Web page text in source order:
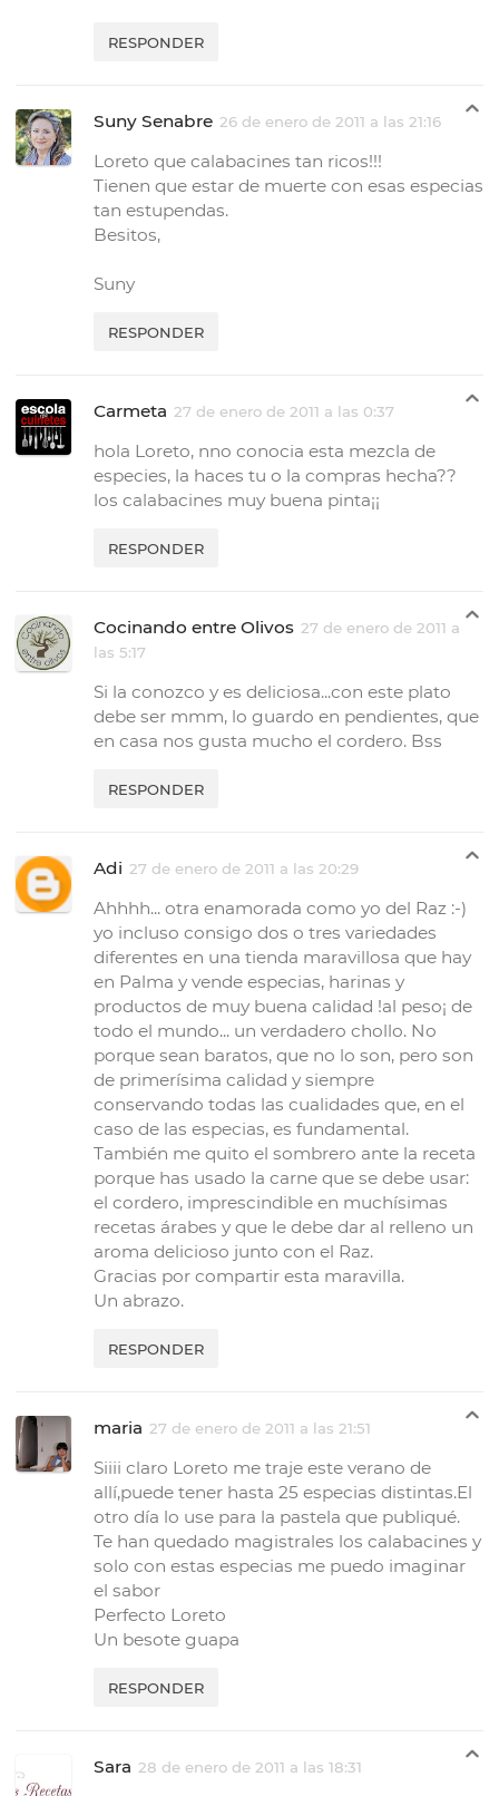
RESPONDER
Suny Senabre 26 de enero de 2011 a las 21:16
Loreto que calabacines tan ricos!!!
Tienen que estar de muerte con esas especias
tan estupendas.
Besitos,
Suny
RESPONDER
Carmeta 27 de enero de 2011 a las 0:37
hola Loreto, nno conocia esta mezcla de
especies, la haces tu o la compras hecha??
los calabacines muy buena pinta¡¡
RESPONDER
Cocinando entre Olivos 27 de enero de 2011 a
las 5:17
Si la conozco y es deliciosa...con este plato
debe ser mmm, lo guardo en pendientes, que
en casa nos gusta mucho el cordero. Bss
RESPONDER
Adi 27 de enero de 2011 a las 20:29
Ahhhh... otra enamorada como yo del Raz :-)
yo incluso consigo dos o tres variedades
diferentes en una tienda maravillosa que hay
en Palma y vende especias, harinas y
productos de muy buena calidad !al peso¡ de
todo el mundo... un verdadero chollo. No
porque sean baratos, que no lo son, pero son
de primerísima calidad y siempre
conservando todas las cualidades que, en el
caso de las especias, es fundamental.
También me quito el sombrero ante la receta
porque has usado la carne que se debe usar:
el cordero, imprescindible en muchísimas
recetas árabes y que le debe dar al relleno un
aroma delicioso junto con el Raz.
Gracias por compartir esta maravilla.
Un abrazo.
RESPONDER
maria 27 de enero de 2011 a las 21:51
Siiii claro Loreto me traje este verano de
allí,puede tener hasta 25 especias distintas.El
otro día lo use para la pastela que publiqué.
Te han quedado magistrales los calabacines y
solo con estas especias me puedo imaginar
el sabor
Perfecto Loreto
Un besote guapa
RESPONDER
Sara 28 de enero de 2011 a las 18:31